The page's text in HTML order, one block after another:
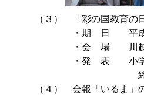
（３） 「彩の国教育の
・期 日 平成２９
・会 場 川越市
・発 表 小学校長代
終了後、現職校
（４） 会報「いるま」の